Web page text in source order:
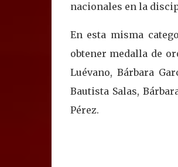
nacionales en la
En esta misma
obtener medalla de
Luévano, Bárbara
Bautista Salas,
Pérez.